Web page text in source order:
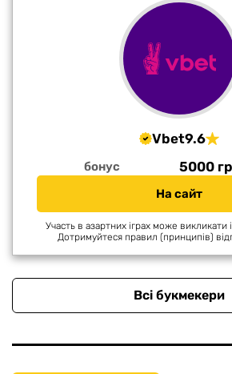
Vbet9.6
бонус 5000
На сайт
Участь в азартних іграх може викликати
Дотримуйтеся правил (принципів)
Всі букмекери